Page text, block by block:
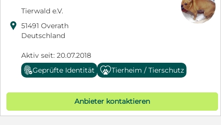
Tierwald e.V.
 51491 Overath
Deutschland
Aktiv seit: 20.07.2018
Geprüfte Identität
Tierheim / Tierschutz
Anbieter kontaktieren